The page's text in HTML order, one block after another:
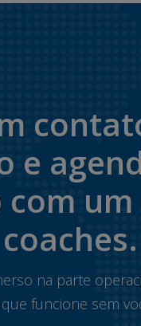
e
um
na parte
funcione sem